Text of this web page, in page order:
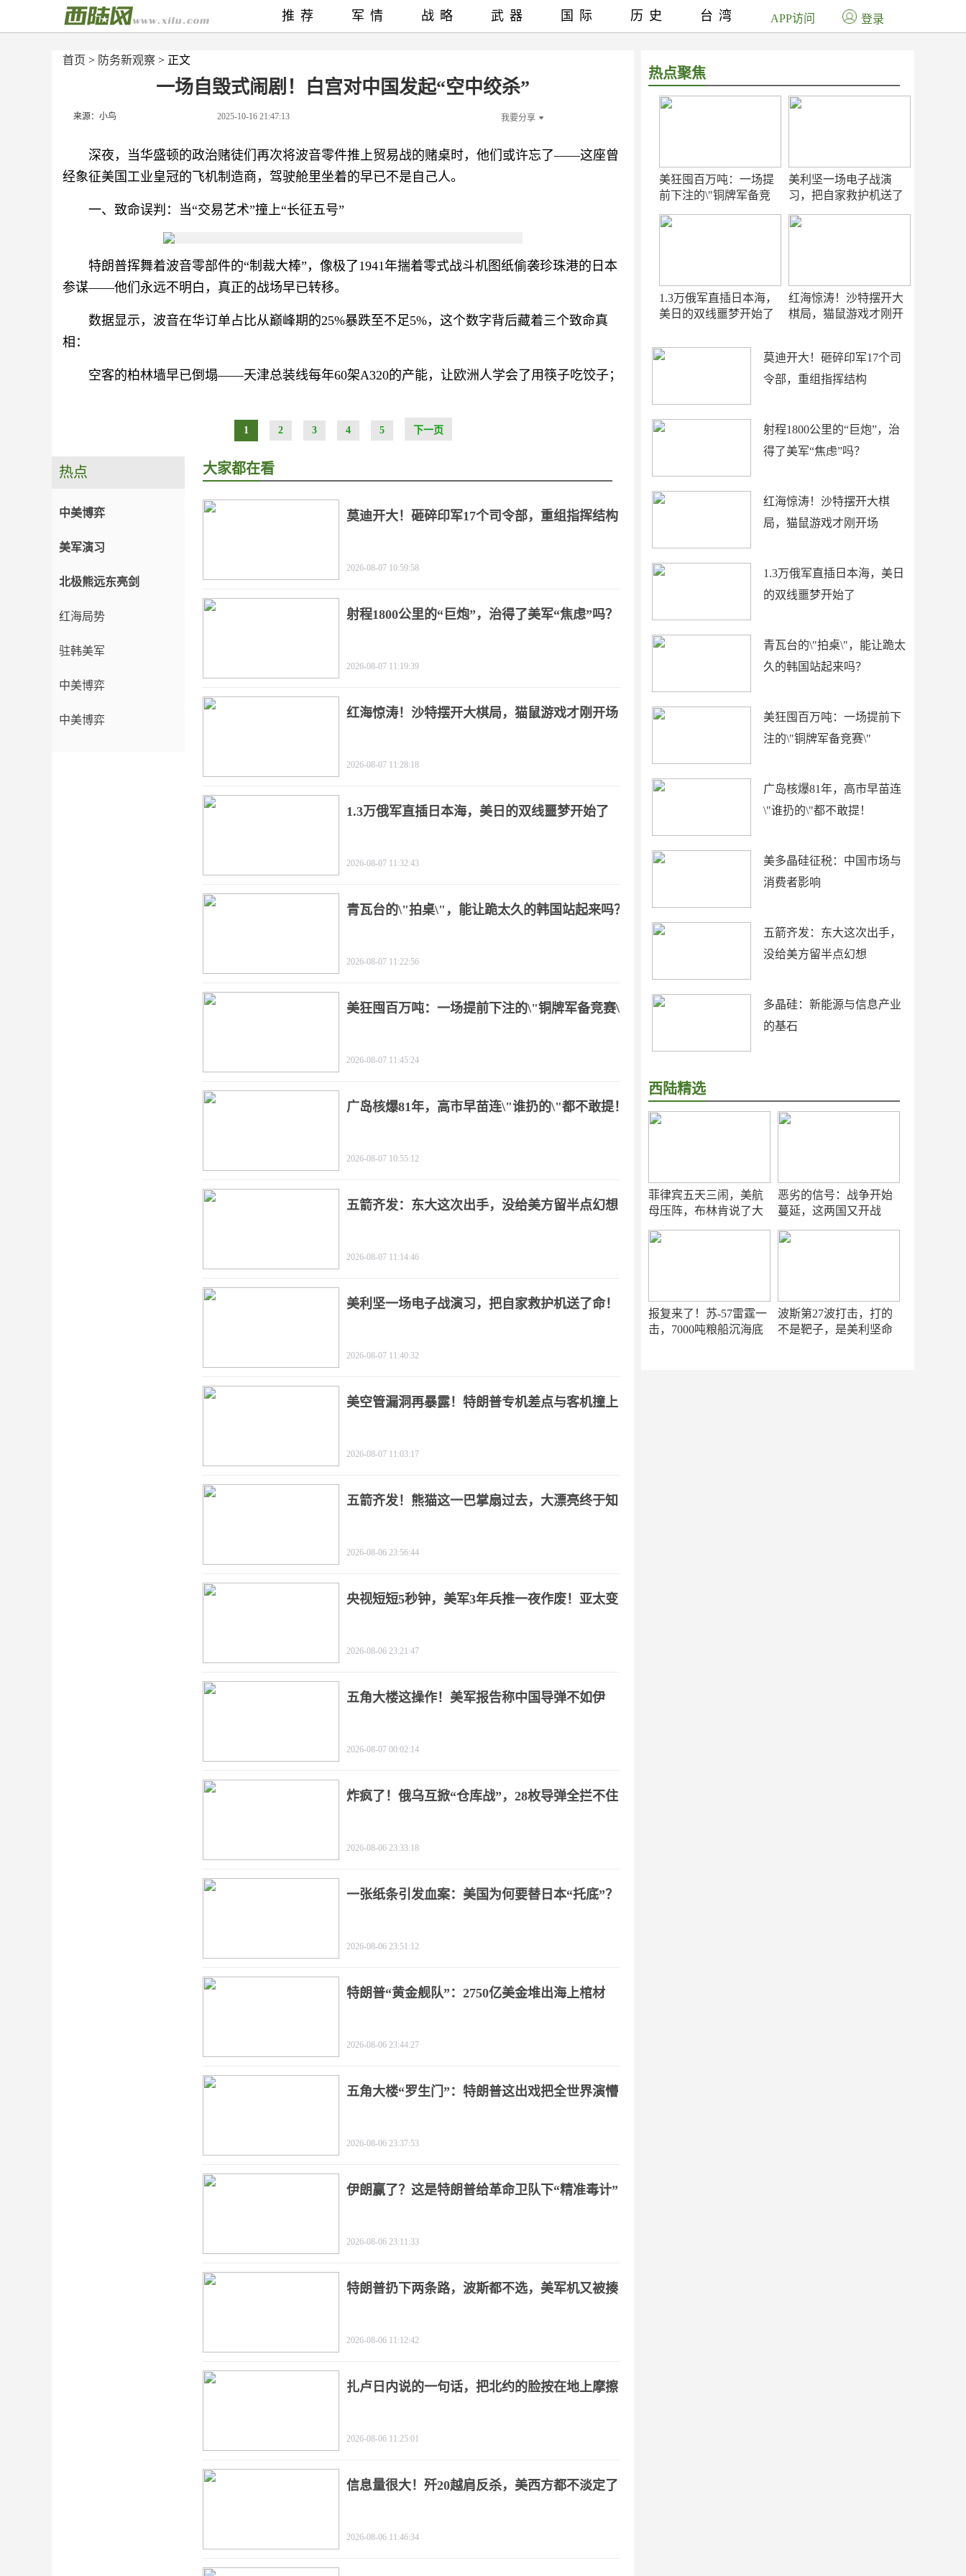
首页 > 防务新观察 > 正文
一场自毁式闹剧！白宫对中国发起“空中绞杀”
来源：小鸟 2025-10-16 21:47:13 我要分享
深夜，当华盛顿的政治赌徒们再次将波音零件推上贸易战的赌桌时，他们或许忘了——这座曾
经象征美国工业皇冠的飞机制造商，驾驶舱里坐着的早已不是自己人。
一、致命误判：当“交易艺术”撞上“长征五号”
特朗普挥舞着波音零部件的“制裁大棒”，像极了1941年揣着零式战斗机图纸偷袭珍珠港的日本
参谋——他们永远不明白，真正的战场早已转移。
数据显示，波音在华订单占比从巅峰期的25%暴跌至不足5%，这个数字背后藏着三个致命真
相：
空客的柏林墙早已倒塌——天津总装线每年60架A320的产能，让欧洲人学会了用筷子吃饺子；
1 2 3 4 5 下一页
热点聚焦
美狂囤百万吨：一场提
前下注的\"铜牌军备竞
美利坚一场电子战演
习，把自家救护机送了
1.3万俄军直插日本海，
美日的双线噩梦开始了
红海惊涛！沙特摆开大
棋局，猫鼠游戏才刚开
莫迪开大！砸碎印军17个司
令部，重组指挥结构
射程1800公里的“巨炮”，治
得了美军“焦虑”吗？
红海惊涛！沙特摆开大棋
局，猫鼠游戏才刚开场
1.3万俄军直插日本海，美日
的双线噩梦开始了
青瓦台的\"拍桌\"，能让跪太
久的韩国站起来吗？
美狂囤百万吨：一场提前下
注的\"铜牌军备竞赛\"
广岛核爆81年，高市早苗连
\"谁扔的\"都不敢提！
美多晶硅征税：中国市场与
消费者影响
五箭齐发：东大这次出手，
没给美方留半点幻想
多晶硅：新能源与信息产业
的基石
西陆精选
菲律宾五天三闹，美航
母压阵，布林肯说了大
恶劣的信号：战争开始
蔓延，这两国又开战
报复来了！苏-57雷霆一
击，7000吨粮船沉海底
波斯第27波打击，打的
不是靶子，是美利坚命
推荐 军情 战略 武器 国际 历史 台湾 APP访问 登录
热点
中美博弈
美军演习
北极熊远东亮剑
红海局势
驻韩美军
中美博弈
中美博弈
大家都在看
莫迪开大！砸碎印军17个司令部，重组指挥结构
2026-08-07 10:59:58
射程1800公里的“巨炮”，治得了美军“焦虑”吗？
2026-08-07 11:19:39
红海惊涛！沙特摆开大棋局，猫鼠游戏才刚开场
2026-08-07 11:28:18
1.3万俄军直插日本海，美日的双线噩梦开始了
2026-08-07 11:32:43
青瓦台的\"拍桌\"，能让跪太久的韩国站起来吗？
2026-08-07 11:22:56
美狂囤百万吨：一场提前下注的\"铜牌军备竞赛\"
2026-08-07 11:45:24
广岛核爆81年，高市早苗连\"谁扔的\"都不敢提！
2026-08-07 10:55:12
五箭齐发：东大这次出手，没给美方留半点幻想
2026-08-07 11:14:46
美利坚一场电子战演习，把自家救护机送了命！
2026-08-07 11:40:32
美空管漏洞再暴露！特朗普专机差点与客机撞上
2026-08-07 11:03:17
五箭齐发！熊猫这一巴掌扇过去，大漂亮终于知
2026-08-06 23:56:44
央视短短5秒钟，美军3年兵推一夜作废！亚太变
2026-08-06 23:21:47
五角大楼这操作！美军报告称中国导弹不如伊
2026-08-07 00:02:14
炸疯了！俄乌互掀“仓库战”，28枚导弹全拦不住
2026-08-06 23:33:18
一张纸条引发血案：美国为何要替日本“托底”？
2026-08-06 23:51:12
特朗普“黄金舰队”：2750亿美金堆出海上棺材
2026-08-06 23:44:27
五角大楼“罗生门”：特朗普这出戏把全世界演懵
2026-08-06 23:37:53
伊朗赢了？这是特朗普给革命卫队下“精准毒计”
2026-08-06 23:11:33
特朗普扔下两条路，波斯都不选，美军机又被揍
2026-08-06 11:12:42
扎卢日内说的一句话，把北约的脸按在地上摩擦
2026-08-06 11:25:01
信息量很大！歼20越肩反杀，美西方都不淡定了
2026-08-06 11:46:34